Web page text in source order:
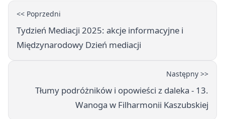
<< Poprzedni
Tydzień Mediacji 2025: akcje informacyjne i
Międzynarodowy Dzień mediacji
Następny >>
Tłumy podróżników i opowieści z daleka - 13.
Wanoga w Filharmonii Kaszubskiej